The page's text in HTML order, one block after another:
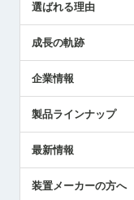
解決策提案
選ばれる理由
成長の軌跡
企業情報
ごあいさつ
受賞履歴
採用情報
製品ラインナップ
ツールセッタ製品
エアマイクロセンサ製品
最新情報
メトロールの技術
装置メーカーの方へ